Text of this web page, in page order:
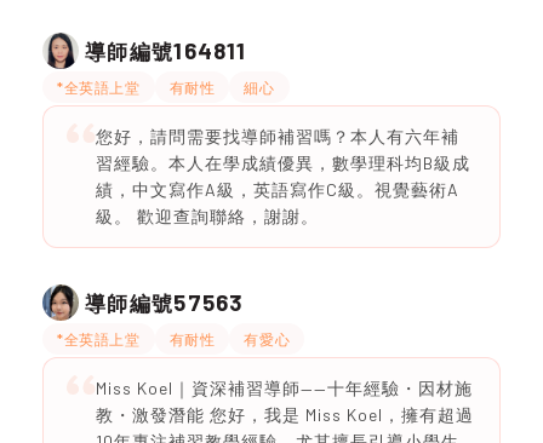
導師編號164811
*全英語上堂 有耐性 細心
您好，請問需要找導師補習嗎？本人有六年補
習經驗。本人在學成績優異，數學理科均B級成
績，中文寫作A級，英語寫作C級。視覺藝術A
級。 歡迎查詢聯絡，謝謝。
導師編號57563
*全英語上堂 有耐性 有愛心
Miss Koel｜資深補習導師——十年經驗・因材施
教・激發潛能 您好，我是 Miss Koel，擁有超過